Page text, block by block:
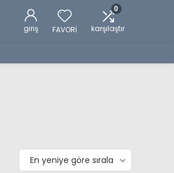
giriş FAVORİ
0
karşılaştır
En yeniye göre sırala